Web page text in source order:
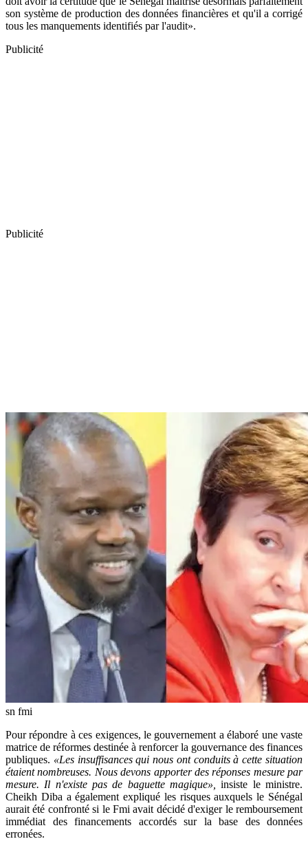
son système de production des données financières et qu'il a corrigé
tous les manquements identifiés par l'audit».
Publicité
Publicité
sn fmi
Pour répondre à ces exigences, le gouvernement a élaboré une vaste
matrice de réformes destinée à renforcer la gouvernance des finances
publiques. «Les insuffisances qui nous ont conduits à cette situation
étaient nombreuses. Nous devons apporter des réponses mesure par
mesure. Il n'existe pas de baguette magique»,
insiste le ministre.
Cheikh Diba a également expliqué les risques auxquels le Sénégal
aurait été confronté si le Fmi avait décidé d'exiger le remboursement
immédiat des financements accordés sur la base des données
erronées.